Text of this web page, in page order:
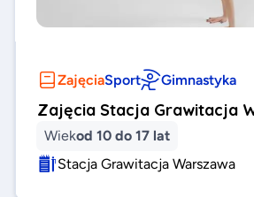
ZajęciaSport Gimnastyka
Zajęcia Stacja Grawitacja
Wiekod 10 do 17 lat
Stacja Grawitacja Warszawa